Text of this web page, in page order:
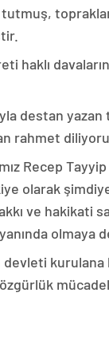
haklı
destan
rahmet
Recep Tayyip
olarak
ve hakikati
olmaya
devleti